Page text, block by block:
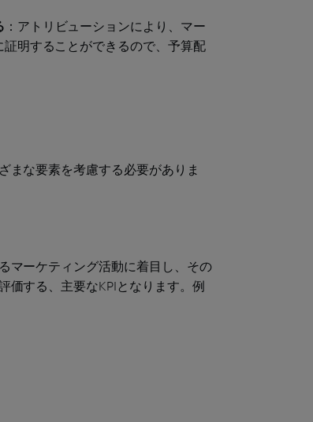
：アトリビューションにより、マー
明することができるので、予算配
まな要素を考慮する必要がありま
マーケティング活動に着目し、その
価する、主要なKPIとなります。例